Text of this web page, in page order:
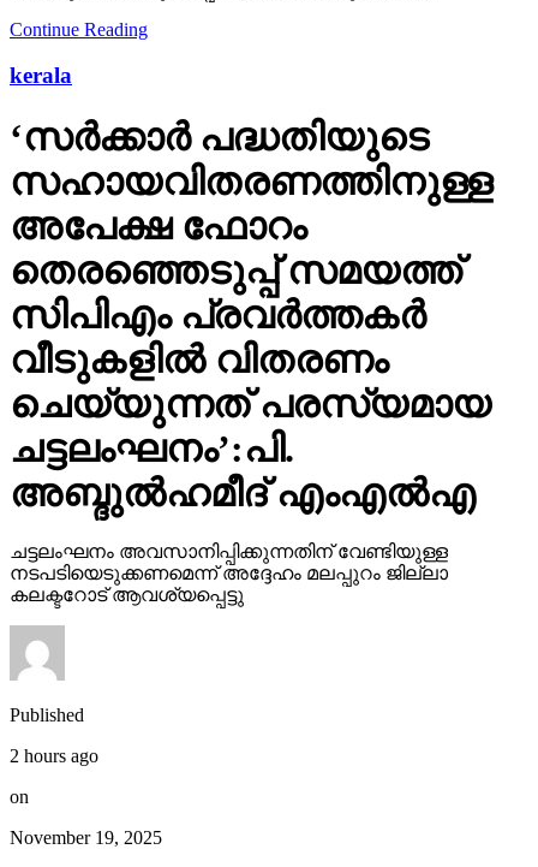
Continue Reading
kerala
‘സര്‍ക്കാര്‍ പദ്ധതിയുടെ
സഹായവിതരണത്തിനുള്ള
അപേക്ഷ ഫോറം
തെരഞ്ഞെടുപ്പ് സമയത്ത്
സിപിഎം പ്രവര്‍ത്തകര്‍
വീടുകളില്‍ വിതരണം
ചെയ്യുന്നത് പരസ്യമായ
ചട്ടലംഘനം’:പി.
അബ്ദുല്‍ഹമീദ് എംഎല്‍എ
ചട്ടലംഘനം അവസാനിപ്പിക്കുന്നതിന് വേണ്ടിയുള്ള
നടപടിയെടുക്കണമെന്ന് അദ്ദേഹം മലപ്പുറം ജില്ലാ
കലക്ടറോട് ആവശ്യപ്പെട്ടു
Published
2 hours ago
on
November 19, 2025